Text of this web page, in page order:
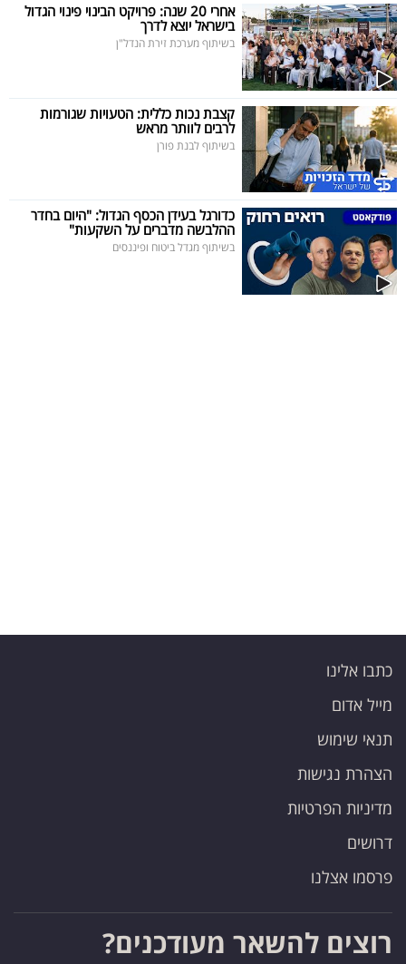
אחרי 20 שנה: פרויקט הבינוי פינוי הגדול
בישראל יוצא לדרך
בשיתוף מערכת זירת הנדל"ן
קצבת נכות כללית: הטעויות שגורמות
לרבים לוותר מראש
בשיתוף לבנת פורן
כדורגל בעידן הכסף הגדול: "היום בחדר
ההלבשה מדברים על השקעות"
בשיתוף מגדל ביטוח ופיננסים
כתבו אלינו
מייל אדום
תנאי שימוש
הצהרת נגישות
מדיניות הפרטיות
דרושים
פרסמו אצלנו
רוצים להשאר מעודכנים?